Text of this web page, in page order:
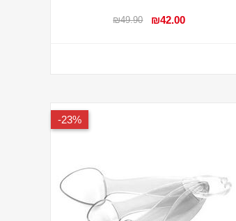
₪42.00
₪49.90
23%-